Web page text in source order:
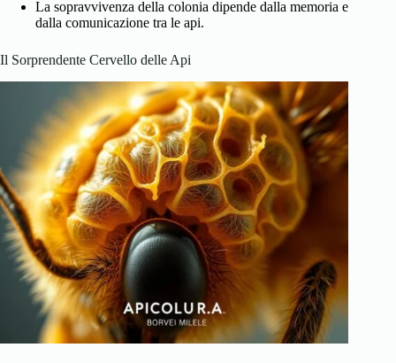
La sopravvivenza della colonia dipende dalla memoria e
dalla comunicazione tra le api.
Il Sorprendente Cervello delle Api